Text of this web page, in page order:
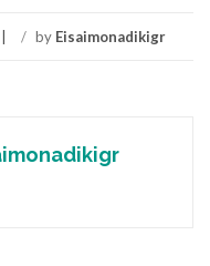
/ by Eisaimonadikigr